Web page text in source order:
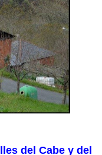
del Cabe y del